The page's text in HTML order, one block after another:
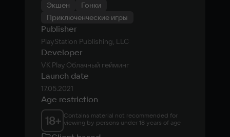
Экшен
Гонки
Приключенческие игры
Publisher
PlayStation Publishing, LLC
Developer
VK Play Облачный гейминг
Launch date
17.05.2021
Age restriction
18+ Contains material not recommended for
viewing by persons under 18 years of age